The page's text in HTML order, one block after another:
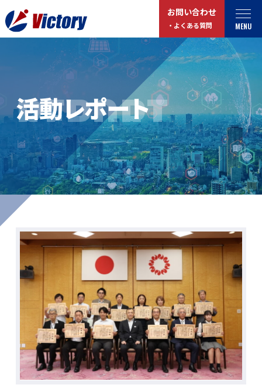
MENU
お問い合わせ
・よくある質問
事業紹介
総合解体 / 解体事業
産業廃棄物収集/ 運搬
企業概要
私たちについて
サステナビリティ
活動レポート
最新情報
お役立ちコラム
プライバシーポリシー
お問い合わせ
よくある質問
採用情報
社員紹介
社員インタビュー
育休取得者インタビュー
福利厚生
募集要項一覧
ドライバー職場体験
活動レポート
REPORT